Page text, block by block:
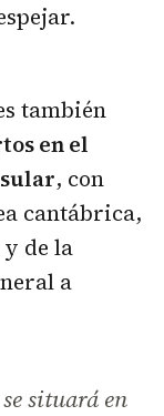
también
en el
, con
cantábrica,
de la
a
situará en